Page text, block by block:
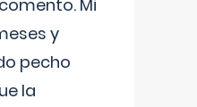
Mi
y
pecho
la